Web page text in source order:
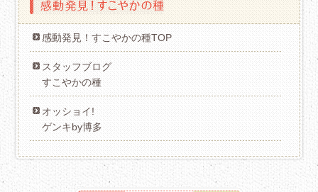
感動発見！すこやかの種TOP
スタッフブログ
すこやかの種
オッショイ!
ゲンキby博多